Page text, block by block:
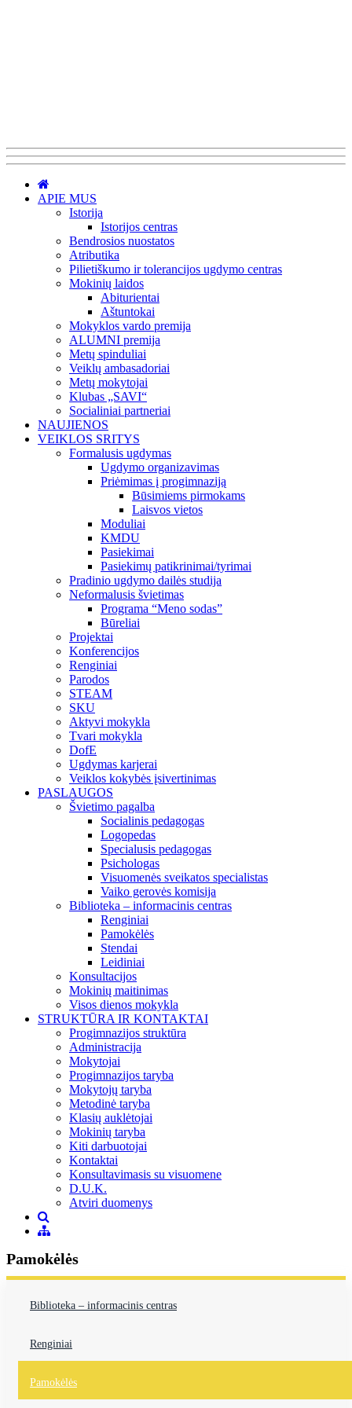
APIE MUS
Istorija
Istorijos centras
Bendrosios nuostatos
Atributika
Pilietiškumo ir tolerancijos ugdymo centras
Mokinių laidos
Abiturientai
Aštuntokai
Mokyklos vardo premija
ALUMNI premija
Metų spinduliai
Veiklų ambasadoriai
Metų mokytojai
Klubas „SAVI“
Socialiniai partneriai
NAUJIENOS
VEIKLOS SRITYS
Formalusis ugdymas
Ugdymo organizavimas
Priėmimas į progimnaziją
Būsimiems pirmokams
Laisvos vietos
Moduliai
KMDU
Pasiekimai
Pasiekimų patikrinimai/tyrimai
Pradinio ugdymo dailės studija
Neformalusis švietimas
Programa “Meno sodas”
Būreliai
Projektai
Konferencijos
Renginiai
Parodos
STEAM
SKU
Aktyvi mokykla
Tvari mokykla
DofE
Ugdymas karjerai
Veiklos kokybės įsivertinimas
PASLAUGOS
Švietimo pagalba
Socialinis pedagogas
Logopedas
Specialusis pedagogas
Psichologas
Visuomenės sveikatos specialistas
Vaiko gerovės komisija
Biblioteka – informacinis centras
Renginiai
Pamokėlės
Stendai
Leidiniai
Konsultacijos
Mokinių maitinimas
Visos dienos mokykla
STRUKTŪRA IR KONTAKTAI
Progimnazijos struktūra
Administracija
Mokytojai
Progimnazijos taryba
Mokytojų taryba
Metodinė taryba
Klasių auklėtojai
Mokinių taryba
Kiti darbuotojai
Kontaktai
Konsultavimasis su visuomene
D.U.K.
Atviri duomenys
Pamokėlės
Biblioteka – informacinis centras
Renginiai
Pamokėlės